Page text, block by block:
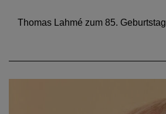
Thomas Lahmé zum 85. Geburtstag